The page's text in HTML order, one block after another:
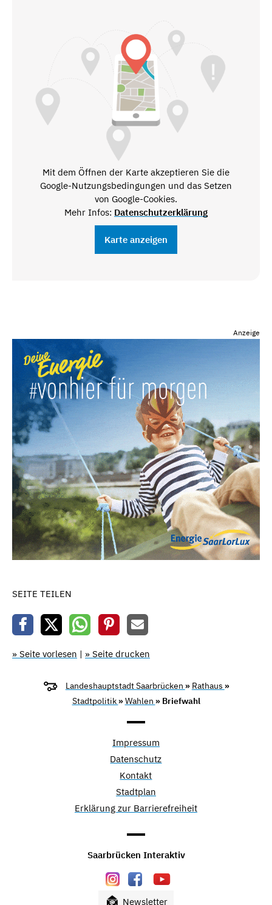
Mit dem Öffnen der Karte akzeptieren Sie die
Google-Nutzungsbedingungen und das Setzen
von Google-Cookies.
Mehr Infos: Datenschutzerklärung
Karte anzeigen
Anzeige
SEITE TEILEN
» Seite vorlesen | » Seite drucken
Landeshauptstadt Saarbrücken » Rathaus »
Stadtpolitik »Wahlen » Briefwahl
Impressum
Datenschutz
Kontakt
Stadtplan
Erklärung zur Barrierefreiheit
Saarbrücken Interaktiv
Newsletter